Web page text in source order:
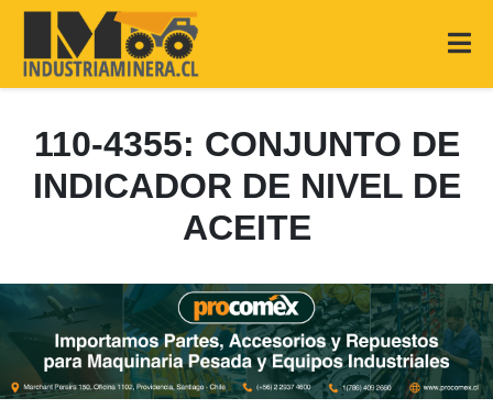
110-4355: CONJUNTO DE
INDICADOR DE NIVEL DE
ACEITE